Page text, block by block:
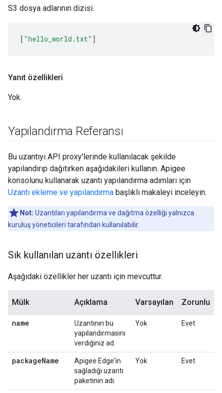
S3 dosya adlarının dizisi.
[ "hello_world.txt" ]
Yanıt özellikleri
Yok.
Yapılandırma Referansı
Bu uzantıyı API proxy'lerinde kullanılacak şekilde
yapılandırıp dağıtırken aşağıdakileri kullanın. Apigee
konsolunu kullanarak uzantı yapılandırma adımları için
Uzantı ekleme ve yapılandırma başlıklı makaleyi inceleyin.
Not: Uzantıları yapılandırma ve dağıtma özelliği yalnızca
kuruluş yöneticileri tarafından kullanılabilir.
Sık kullanılan uzantı özellikleri
Aşağıdaki özellikler her uzantı için mevcuttur.
Mülk Açıklama Varsayılan Zorunlu
name
Uzantının bu
yapılandırmasını
verdiğiniz ad.
Yok Evet
packageName
Apigee Edge'in
sağladığı uzantı
paketinin adı.
Yok Evet